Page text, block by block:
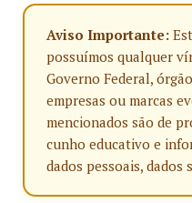
Aviso Importante:
possuímos qualquer
Governo Federal,
empresas ou marcas
mencionados são de
cunho educativo e
dados pessoais,